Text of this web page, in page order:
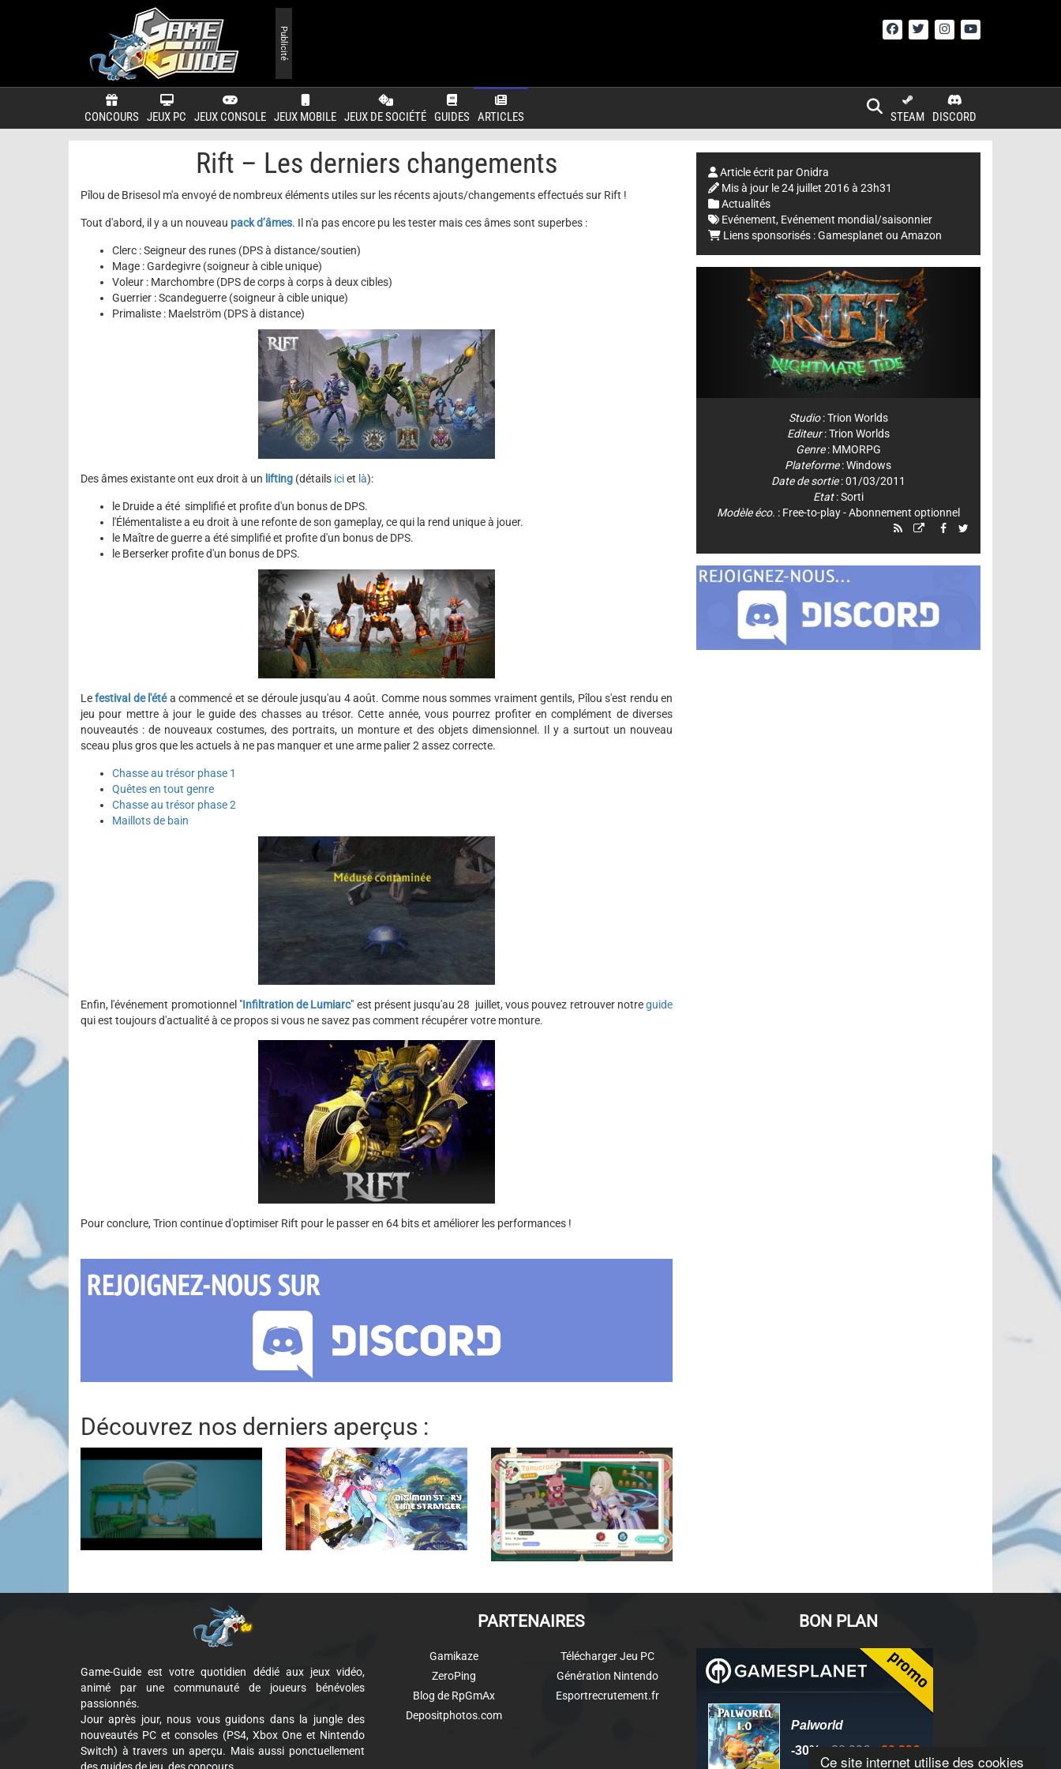
Ce site internet utilise des cookies
CONCOURS JEUX PC JEUX CONSOLE JEUX MOBILE JEUX DE SOCIÉTÉ GUIDES ARTICLES DISCORD
STEAM
Publicité
Rift – Les derniers changements
Pîlou de Brisesol m'a envoyé de nombreux éléments utiles sur les récents ajouts/changements effectués sur Rift !
Tout d'abord, il y a un nouveau pack d’âmes. Il n'a pas encore pu les tester mais ces âmes sont superbes :
Clerc : Seigneur des runes (DPS à distance/soutien)
Mage : Gardegivre (soigneur à cible unique)
Voleur : Marchombre (DPS de corps à corps à deux cibles)
Guerrier : Scandeguerre (soigneur à cible unique)
Primaliste : Maelström (DPS à distance)
Des âmes existante ont eux droit à un lifting (détails iciet là):
le Druide a été simplifié et profite d'un bonus de DPS.
l'Élémentaliste a eu droit à une refonte de son gameplay, ce qui la rend unique à jouer.
le Maître de guerre a été simplifié et profite d'un bonus de DPS.
le Berserker profite d'un bonus de DPS.
Lefestival de l'étéa commencé et se déroule jusqu'au 4 août. Comme nous sommes vraiment gentils, Pîlou s'est rendu en
jeu pour mettre à jour le guide des chasses au trésor. Cette année, vous pourrez profiter en complément de diverses
nouveautés : de nouveaux costumes, des portraits, un monture et des objets dimensionnel. Il y a surtout un nouveau
sceau plus gros que les actuels à ne pas manquer et une arme palier 2 assez correcte.
Chasse au trésor phase 1
Quêtes en tout genre
Chasse au trésor phase 2
Maillots de bain
Enfin, l'événement promotionnel "Infiltration de Lumiarc" est présent jusqu'au 28 juillet, vous pouvez retrouver notreguide
qui est toujours d'actualité à ce propos si vous ne savez pas comment récupérer votre monture.
Pour conclure, Trion continue d'optimiser Rift pour le passer en 64 bits et améliorer les performances !
Découvrez nos derniers aperçus :
Article écrit parOnidra
Mis à jour le24 juillet 2016 à 23h31
Actualités
Evénement, Evénement mondial/saisonnier
Liens sponsorisés :Gamesplanet ou Amazon
Studio:Trion Worlds
Editeur:Trion Worlds
Genre: MMORPG
Plateforme:Windows
Date de sortie: 01/03/2011
Etat: Sorti
Modèle éco. : Free-to-play - Abonnement optionnel
Game-Guide est votre quotidien dédié aux jeux vidéo,
animé par une communauté de joueurs bénévoles
passionnés.
Jour après jour, nous vous guidons dans la jungle des
nouveautés PC et consoles (PS4, Xbox One et Nintendo
Switch) à travers un aperçu. Mais aussi ponctuellement
PARTENAIRES
Gamikaze
ZeroPing
Blog de RpGmAx
Depositphotos.com
Télécharger Jeu PC
Génération Nintendo
Esportrecrutement.fr
BON PLAN